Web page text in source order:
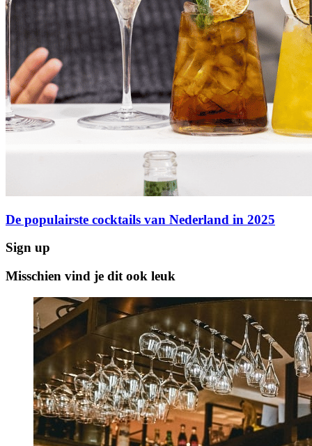
De populairste cocktails van Nederland in 2025
Sign up
Misschien vind je dit ook leuk